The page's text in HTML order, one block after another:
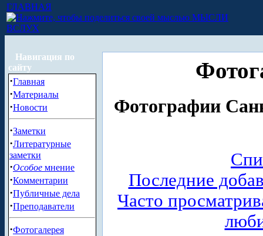
ГЛАВНАЯ
МЫСЛИ
ВСЛУХ
Навигация по
сайту
·Главная
·Материалы
·Новости
·Заметки
·Литературные
заметки
·Особое мнение
·Комментарии
·Публичные дела
·Преподаватели
·Фотогалерея
Фотографии
Последние
Часто